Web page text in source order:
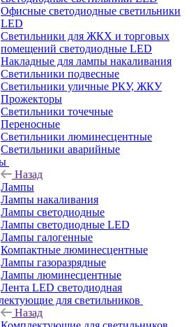
Офисные светодиодные светильники
LED
Светильники для ЖКХ и торговых
помещений светодиодные LED
Накладные для лампы накаливания
Светильники подвесные
Светильники уличные РКУ, ЖКУ
Прожекторы
Cветильники точечные
Переносные
Светильники люминесцентные
Светильники аварийные
Назад
Лампы
Лампы накаливания
Лампы светодиодные
Лампы светодиодные LED
Лампы галогенные
Компактные люминесцентные
Лампы газоразрядные
Лампы люминесцентные
Лента LED светодиодная
для светильников
Назад